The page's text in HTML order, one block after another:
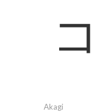
コンピューターと機械は、
Akagi